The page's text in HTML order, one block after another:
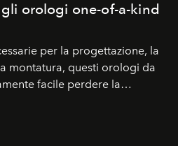
orologi one-of-a-kind
per la progettazione, la
montatura, questi orologi da
facile perdere la
con quadranti così